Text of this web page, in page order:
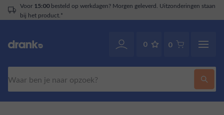
Voor 15:00besteld op werkdagen? Morgen geleverd. Uitzonderingen staan
bij het product.*
0 0